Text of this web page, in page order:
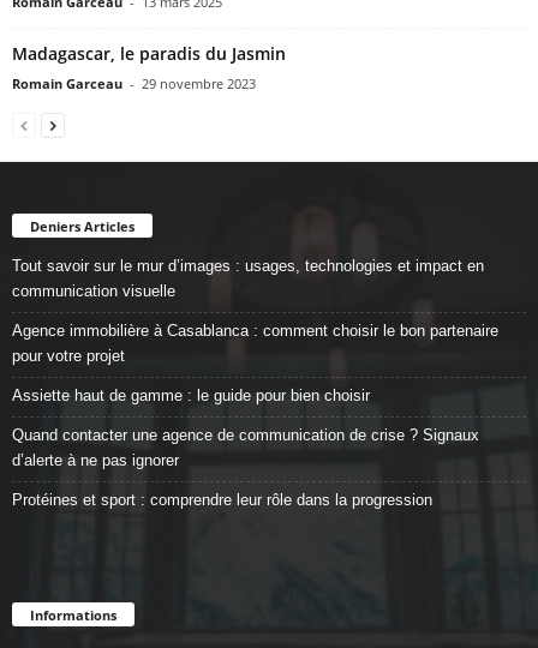
Madagascar, le paradis du Jasmin
Romain Garceau - 29 novembre 2023
Deniers Articles
Tout savoir sur le mur d’images : usages, technologies et impact en
communication visuelle
Agence immobilière à Casablanca : comment choisir le bon partenaire
pour votre projet
Assiette haut de gamme : le guide pour bien choisir
Quand contacter une agence de communication de crise ? Signaux
d’alerte à ne pas ignorer
Protéines et sport : comprendre leur rôle dans la progression
Informations